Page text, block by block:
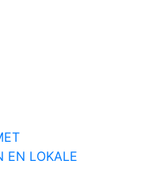
EN LOKALE